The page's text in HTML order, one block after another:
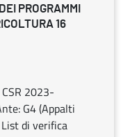
PROGRAMMI
16
2023-
G4 (Appalti
List di verifica